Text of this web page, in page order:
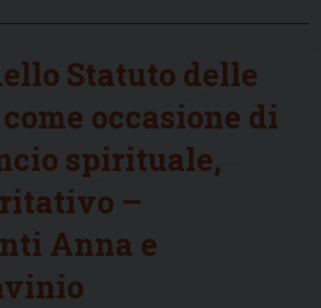
Statuto delle
occasione di
spirituale,
–
Anna e